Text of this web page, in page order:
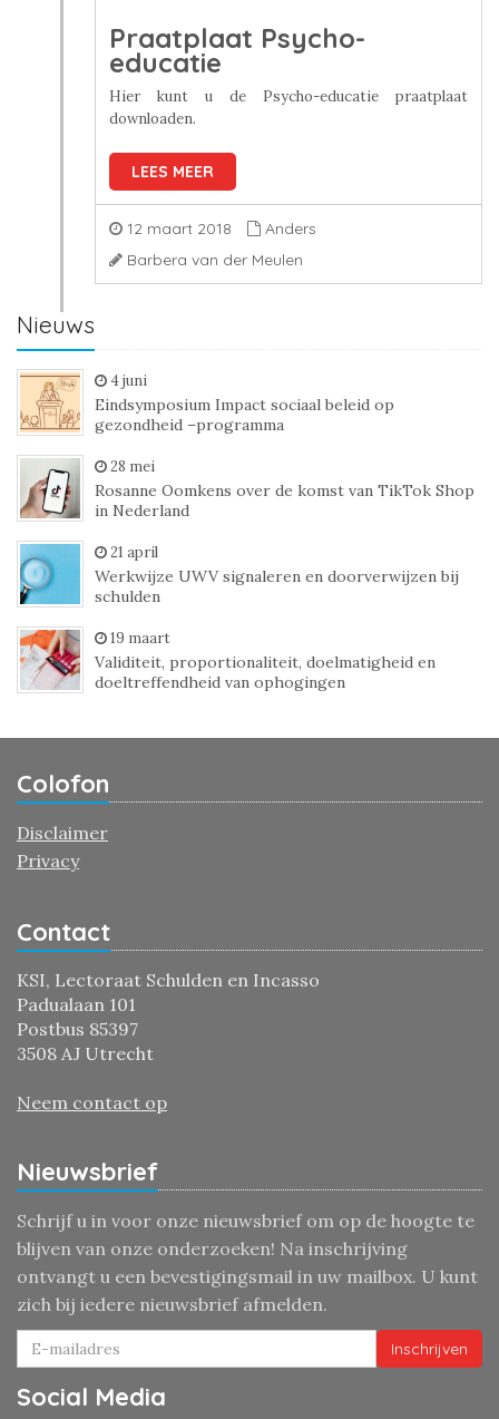
Praatplaat Psycho-
educatie
Hier kunt u de Psycho-educatie praatplaat
downloaden.
LEES MEER
12 maart 2018
Anders
Barbera van der Meulen
Nieuws
4 juni
Eindsymposium Impact sociaal beleid op
gezondheid –programma
28 mei
Rosanne Oomkens over de komst van TikTok Shop
in Nederland
21 april
Werkwijze UWV signaleren en doorverwijzen bij
schulden
19 maart
Validiteit, proportionaliteit, doelmatigheid en
doeltreffendheid van ophogingen
Colofon
Disclaimer
Privacy
Contact
KSI, Lectoraat Schulden en Incasso
Padualaan 101
Postbus 85397
3508 AJ Utrecht
Neem contact op
Nieuwsbrief
Schrijf u in voor onze nieuwsbrief om op de hoogte te
blijven van onze onderzoeken! Na inschrijving
ontvangt u een bevestigingsmail in uw mailbox. U kunt
zich bij iedere nieuwsbrief afmelden.
Inschrijven
Social Media